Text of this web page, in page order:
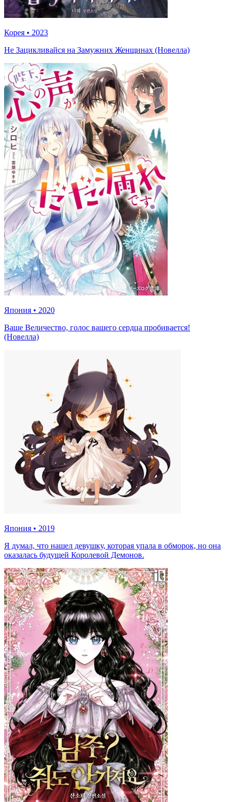
Корея • 2023
Не Зацикливайся на Замужних Женщинах (Новелла)
Япония • 2020
Ваше Величество, голос вашего сердца пробивается!
(Новелла)
Япония • 2019
Я думал, что нашел девушку, которая упала в обморок, но она
оказалась будущей Королевой Демонов.